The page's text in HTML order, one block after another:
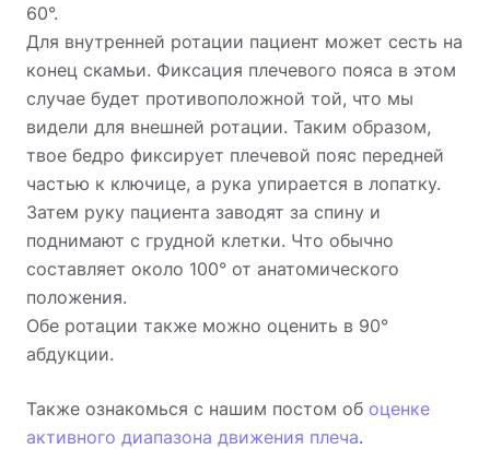
60°.
Для внутренней ротации пациент может сесть на
конец скамьи. Фиксация плечевого пояса в этом
случае будет противоположной той, что мы
видели для внешней ротации. Таким образом,
твое бедро фиксирует плечевой пояс передней
частью к ключице, а рука упирается в лопатку.
Затем руку пациента заводят за спину и
поднимают с грудной клетки. Что обычно
составляет около 100° от анатомического
положения.
Обе ротации также можно оценить в 90°
абдукции.
Также ознакомься с нашим постом об оценке
активного диапазона движения плеча.